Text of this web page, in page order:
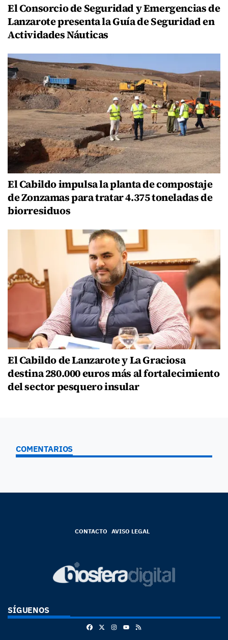
El Consorcio de Seguridad y Emergencias de
Lanzarote presenta la Guía de Seguridad en
Actividades Náuticas
El Cabildo impulsa la planta de compostaje
de Zonzamas para tratar 4.375 toneladas de
biorresiduos
El Cabildo de Lanzarote y La Graciosa
destina 280.000 euros más al fortalecimiento
del sector pesquero insular
COMENTARIOS
CONTACTO AVISO LEGAL
SÍGUENOS
FacebookInstagram